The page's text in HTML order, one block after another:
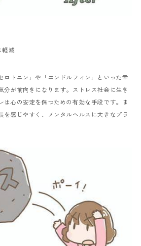
軽減
ロトニン」や「エンドルフィン」といった幸
分が前向きになります。ストレス社会に生き
は心の安定を保つための有効な手段です。ま
を感じやすく、メンタルヘルスに大きなプラ